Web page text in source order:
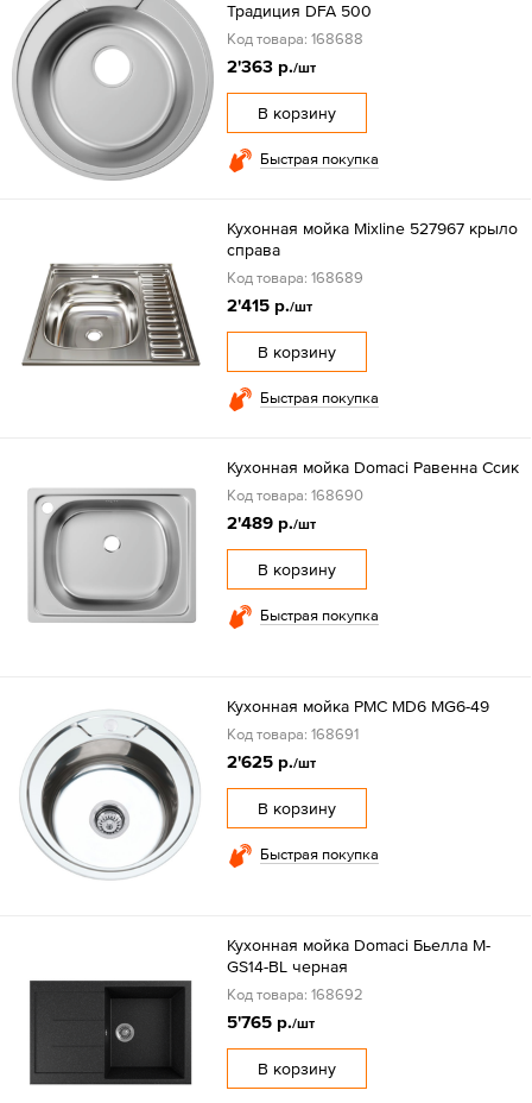
Традиция DFA 500
Код товара: 168688
2'363 р./шт
В корзину
Быстрая покупка
Кухонная мойка Mixline 527967 крыло
справа
Код товара: 168689
2'415 р./шт
В корзину
Быстрая покупка
Кухонная мойка Domaci Равенна Ссик
Код товара: 168690
2'489 р./шт
В корзину
Быстрая покупка
Кухонная мойка РМС MD6 MG6-49
Код товара: 168691
2'625 р./шт
В корзину
Быстрая покупка
Кухонная мойка Domaci Бьелла M-
GS14-BL черная
Код товара: 168692
5'765 р./шт
В корзину